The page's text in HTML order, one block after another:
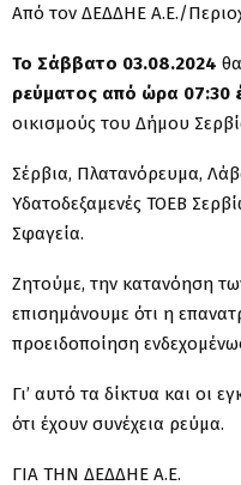
Από τον ΔΕΔΔΗΕ Α.Ε./
Το Σάββατο 03.08.2024
ρεύματος από ώρα 07:30
οικισμούς του Δήμου
Σέρβια, Πλατανόρευμα,
Υδατοδεξαμενές ΤΟΕΒ
Σφαγεία.
Ζητούμε, την κατανόηση
επισημάνουμε ότι η
προειδοποίηση
Γι’ αυτό τα δίκτυα και οι
ότι έχουν συνέχεια ρεύμα.
ΓΙΑ ΤΗΝ ΔΕΔΔΗΕ Α.Ε.